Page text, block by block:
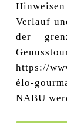
Verlauf
der
https://
élo-
NABU